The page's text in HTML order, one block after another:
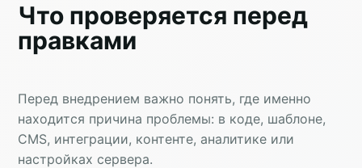
Что проверяется перед
правками
Перед внедрением важно понять, где именно
находится причина проблемы: в коде, шаблоне,
CMS, интеграции, контенте, аналитике или
настройках сервера.